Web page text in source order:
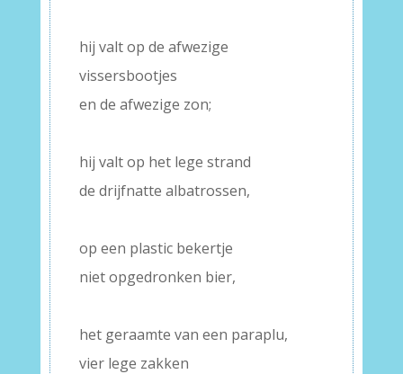
hij valt op de afwezige
vissersbootjes
en de afwezige zon;
hij valt op het lege strand
de drijfnatte albatrossen,
op een plastic bekertje
niet opgedronken bier,
het geraamte van een paraplu,
vier lege zakken